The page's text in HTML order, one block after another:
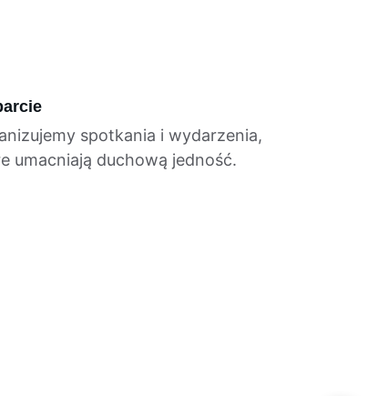
spotkania i wydarzenia,
umacniają duchową jedność.